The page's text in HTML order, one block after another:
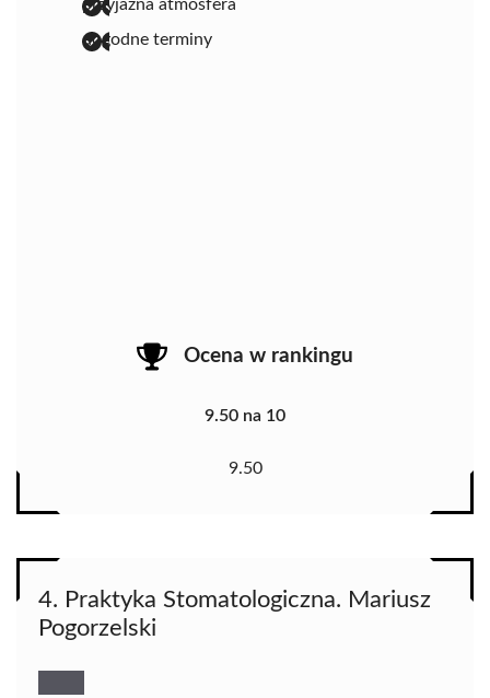
przyjazna atmosfera
dogodne terminy
Ocena w rankingu
9.50 na 10
9.50
4. Praktyka Stomatologiczna. Mariusz
Pogorzelski